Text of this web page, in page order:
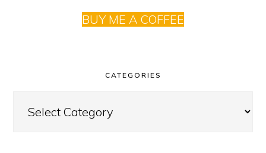
BUY ME A COFFEE
CATEGORIES